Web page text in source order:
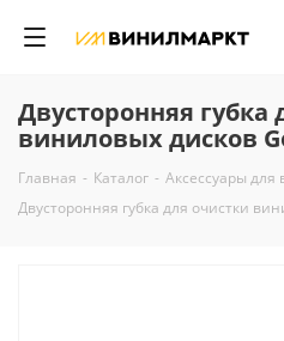
Двусторонняя губка
виниловых дисков
Главная - Каталог - Аксессуары
Двусторонняя губка для очистки